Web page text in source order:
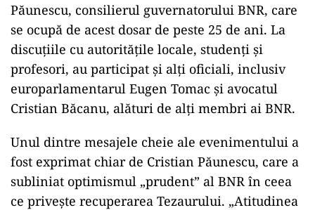
Păunescu, consilierul guvernatorului BNR, care
se ocupă de acest dosar de peste 25 de ani. La
discuțiile cu autoritățile locale, studenți și
profesori, au participat și alți oficiali, inclusiv
europarlamentarul Eugen Tomac și avocatul
Cristian Băcanu, alături de alți membri ai BNR.
Unul dintre mesajele cheie ale evenimentului a
fost exprimat chiar de Cristian Păunescu, care a
subliniat optimismul „prudent” al BNR în ceea
ce privește recuperarea Tezaurului. „Atitudinea